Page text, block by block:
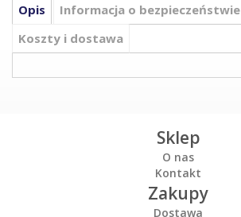
Opis
Informacja o bezpieczeństwie
Koszty i dostawa
Sklep
O nas
Kontakt
Zakupy
Dostawa